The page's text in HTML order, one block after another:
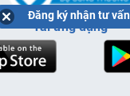
Tải ứng dụng
Đăng ký nhận tư vấn